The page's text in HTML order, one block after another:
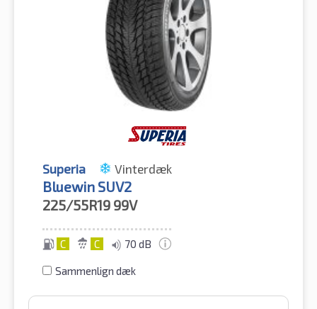
Superia Vinterdæk
Bluewin SUV2
225/55R19 99V
C C 70 dB
Sammenlign dæk